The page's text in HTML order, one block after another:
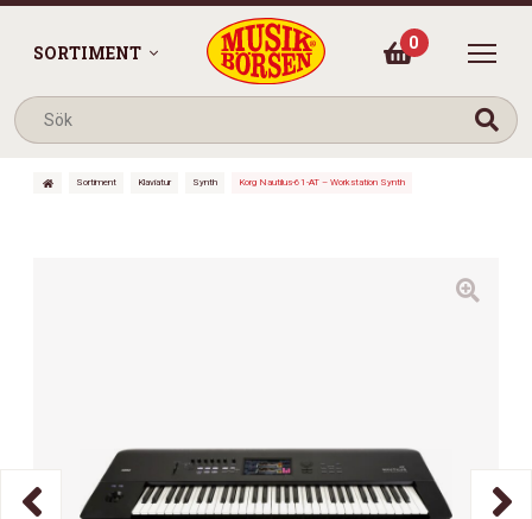
SORTIMENT 0
Sortiment Klaviatur Synth Korg Nautilus-61-AT – Workstation Synth